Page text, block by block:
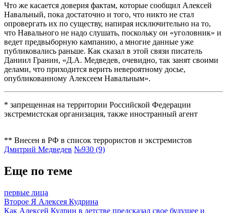
Что же касается доверия фактам, которые сообщил Алексей
Навальный, пока достаточно и того, что никто не стал
опровергать их по существу, напирая исключительно на то,
что Навального не надо слушать, поскольку он «уголовник» и
ведет предвыборную кампанию, а многие данные уже
публиковались раньше. Как сказал в этой связи писатель
Даниил Гранин, «Д.А. Медведев, очевидно, так занят своими
делами, что приходится верить невероятному досье,
опубликованному Алексеем Навальным».
* запрещенная на территории Российской Федерации
экстремистская организация, также иностранный агент
** Внесен в РФ в список террористов и экстремистов
Дмитрий Медведев №930 (9)
Еще по теме
первые лица
Второе Я Алексея Кудрина
Как Алексей Кудрин в детстве предсказал свое будущее и